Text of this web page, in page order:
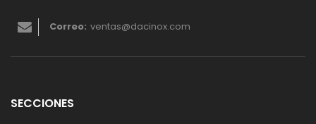
Correo: ventas@dacinox.com
SECCIONES